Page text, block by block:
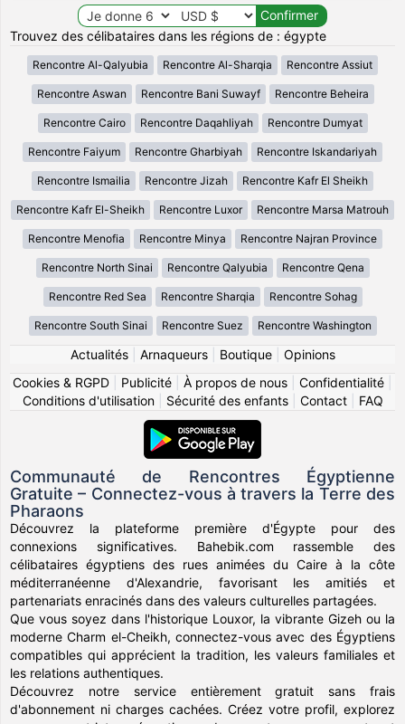
Trouvez des célibataires dans les régions de : égypte
Rencontre Al-Qalyubia Rencontre Al-Sharqia Rencontre Assiut
Rencontre Aswan Rencontre Bani Suwayf Rencontre Beheira
Rencontre Cairo Rencontre Daqahliyah Rencontre Dumyat
Rencontre Faiyum Rencontre Gharbiyah Rencontre Iskandariyah
Rencontre Ismailia Rencontre Jizah Rencontre Kafr El Sheikh
Rencontre Kafr El-Sheikh Rencontre Luxor Rencontre Marsa Matrouh
Rencontre Menofia Rencontre Minya Rencontre Najran Province
Rencontre North Sinai Rencontre Qalyubia Rencontre Qena
Rencontre Red Sea Rencontre Sharqia Rencontre Sohag
Rencontre South Sinai Rencontre Suez Rencontre Washington
Actualités| Arnaqueurs| Boutique| Opinions
Cookies & RGPD
Publicité À propos de nous Confidentialité
Conditions d'utilisation| Sécurité des enfants| Contact| FAQ
Communauté de Rencontres Égyptienne
Gratuite – Connectez-vous à travers la Terre des
Pharaons
Découvrez la plateforme première d'Égypte pour des
connexions significatives. Bahebik.com rassemble des
célibataires égyptiens des rues animées du Caire à la côte
méditerranéenne d'Alexandrie, favorisant les amitiés et
partenariats enracinés dans des valeurs culturelles partagées.
Que vous soyez dans l'historique Louxor, la vibrante Gizeh ou la
moderne Charm el-Cheikh, connectez-vous avec des Égyptiens
compatibles qui apprécient la tradition, les valeurs familiales et
les relations authentiques.
Découvrez notre service entièrement gratuit sans frais
d'abonnement ni charges cachées. Créez votre profil, explorez